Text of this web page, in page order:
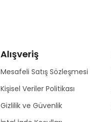
Alışveriş
Mesafeli Satış Sözleşmesi
Kişisel Veriler Politikası
Gizlilik ve Güvenlik